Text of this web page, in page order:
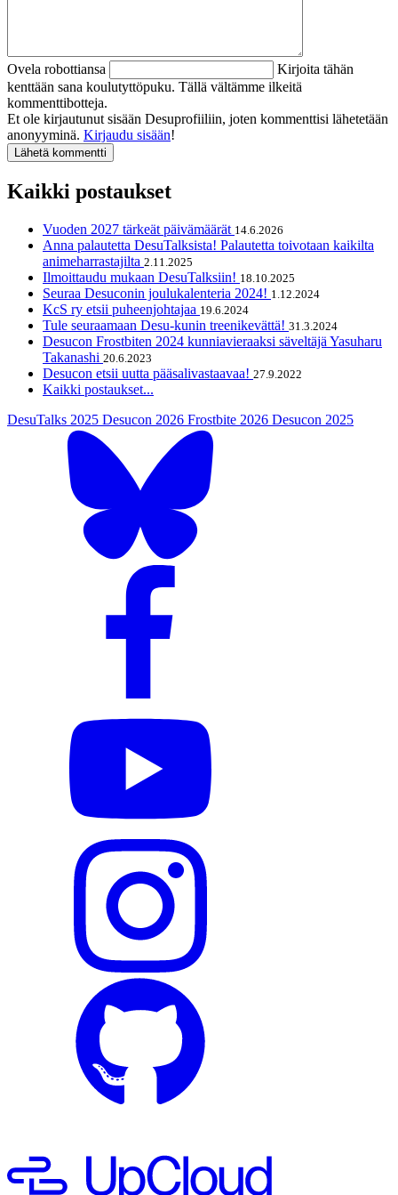
Ovela robottiansa
Kirjoita tähän
kenttään sana koulutyttöpuku. Tällä vältämme ilkeitä
kommenttibotteja.
Et ole kirjautunut sisään Desuprofiiliin, joten kommenttisi lähetetään
anonyyminä. Kirjaudu sisään!
Kaikki postaukset
Vuoden 2027 tärkeät päivämäärät 14.6.2026
Anna palautetta DesuTalksista! Palautetta toivotaan kaikilta
animeharrastajilta 2.11.2025
Ilmoittaudu mukaan DesuTalksiin! 18.10.2025
Seuraa Desuconin joulukalenteria 2024! 1.12.2024
KcS ry etsii puheenjohtajaa 19.6.2024
Tule seuraamaan Desu-kunin treenikevättä! 31.3.2024
Desucon Frostbiten 2024 kunniavieraaksi säveltäjä Yasuharu
Takanashi 20.6.2023
Desucon etsii uutta pääsalivastaavaa! 27.9.2022
Kaikki postaukset...
DesuTalks 2025 Desucon 2026 Frostbite 2026 Desucon 2025